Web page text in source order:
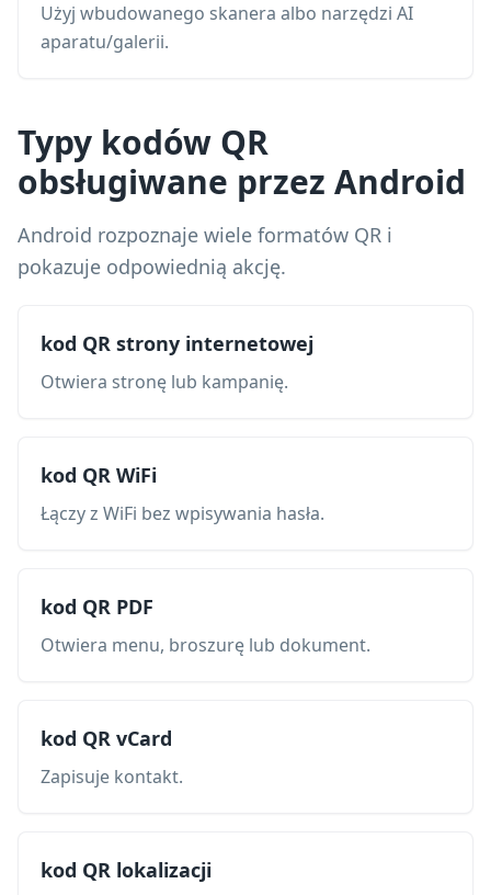
Użyj wbudowanego skanera albo narzędzi AI
aparatu/galerii.
Typy kodów QR
obsługiwane przez Android
Android rozpoznaje wiele formatów QR i
pokazuje odpowiednią akcję.
kod QR strony internetowej
Otwiera stronę lub kampanię.
kod QR WiFi
Łączy z WiFi bez wpisywania hasła.
kod QR PDF
Otwiera menu, broszurę lub dokument.
kod QR vCard
Zapisuje kontakt.
kod QR lokalizacji